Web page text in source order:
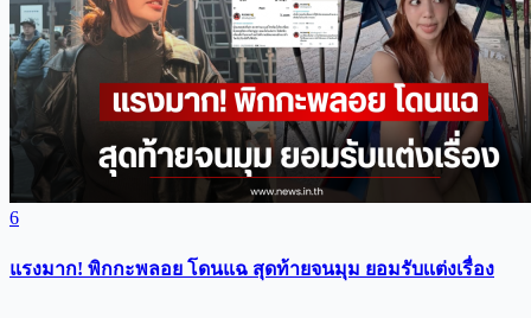
6
แรงมาก! พิกกะพลอย โดนแฉ สุดท้ายจนมุม ยอมรับเเต่งเรื่อง